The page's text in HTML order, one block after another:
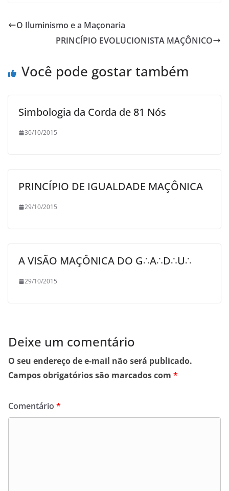
O Iluminismo e a Maçonaria
PRINCÍPIO EVOLUCIONISTA MAÇÔNICO
Você pode gostar também
Simbologia da Corda de 81 Nós
30/10/2015
PRINCÍPIO DE IGUALDADE MAÇÔNICA
29/10/2015
A VISÃO MAÇÔNICA DO G∴A∴D∴U∴
29/10/2015
Deixe um comentário
O seu endereço de e-mail não será publicado.
Campos obrigatórios são marcados com *
Comentário *